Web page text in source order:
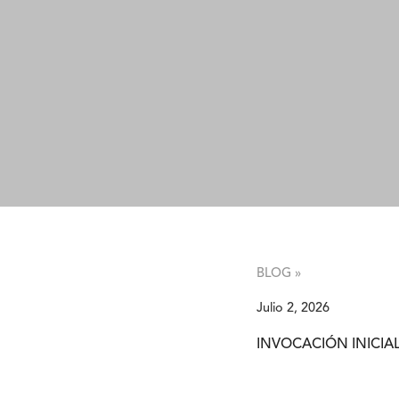
BLOG »
Julio 2, 2026
INVOCACIÓN